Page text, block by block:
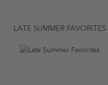
LATE SUMMER FAVORITES